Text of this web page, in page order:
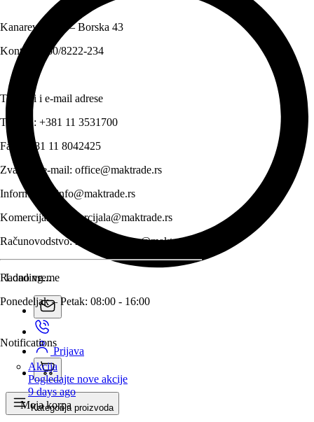
Kanarevo brdo – Borska 43
Kontakt:
060/8222-234
Telefoni i e-mail adrese
Telefon: +381 11 3531700
Fax:
+381 11 8042425
Zvanični e-mail: office@maktrade.rs
Informacije:
info@maktrade.rs
Komercijala:
komercijala@maktrade.rs
Računovodstvo:racunovodstvo@maktrade.rs
Radno vreme
Ponedeljak – Petak: 08:00 - 16:00
Loading...
Notifications
Akcija
Pogledajte nove akcije
9 days ago
Prijava
Moja korpa
Kategorija proizvoda